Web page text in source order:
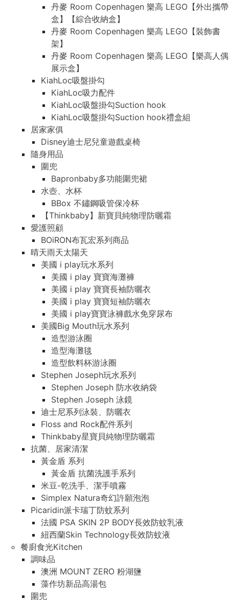
丹麥 Room Copenhagen 樂高 LEGO【外出攜帶
盒】【綜合收納盒】
丹麥 Room Copenhagen 樂高 LEGO【裝飾書
架】
丹麥 Room Copenhagen 樂高 LEGO【樂高人偶
展示盒】
KiahLoc吸盤掛勾
KiahLoc吸力配件
KiahLoc吸盤掛勾Suction hook
KiahLoc吸盤掛勾Suction hook禮盒組
居家家俱
Disney迪士尼兒童遊戲桌椅
隨身用品
圍兜
Bapronbaby多功能圍兜裙
水壺、水杯
BBox 不鏽鋼吸管保冷杯
【Thinkbaby】新寶貝純物理防曬霜
愛護照顧
BOiRON布瓦宏系列商品
晴天雨天太陽天
美國 i play玩水系列
美國 i play 寶寶海灘褲
美國 i play 寶寶長袖防曬衣
美國 i play 寶寶短袖防曬衣
美國 i play寶寶泳褲戲水免穿尿布
美國Big Mouth玩水系列
造型游泳圈
造型海灘毯
造型飲料杯游泳圈
Stephen Joseph玩水系列
Stephen Joseph 防水收納袋
Stephen Joseph 泳鏡
迪士尼系列泳裝、防曬衣
Floss and Rock配件系列
Thinkbaby星寶貝純物理防曬霜
抗菌、居家清潔
黃金盾 系列
黃金盾 抗菌洗護手系列
米豆-乾洗手、潔手噴霧
Simplex Natura奇幻許願泡泡
Picaridin派卡瑞丁防蚊系列
法國 PSA SKIN 2P BODY長效防蚊乳液
紐西蘭Skin Technology長效防蚊液
餐廚食光Kitchen
調味品
澳洲 MOUNT ZERO 粉湖鹽
藻作坊新品高湯包
圍兜